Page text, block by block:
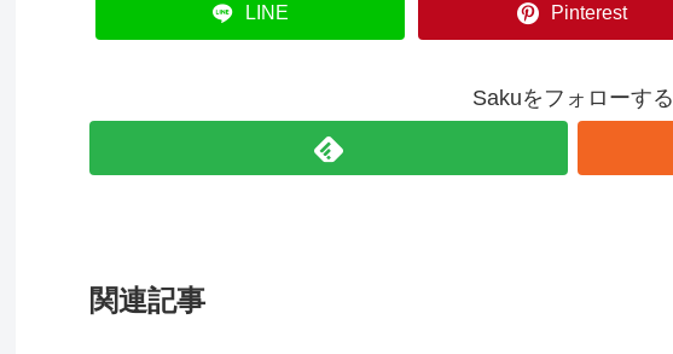
LINE Pinterest
Sakuをフォローする
関連記事